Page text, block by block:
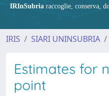
IRInSubria raccoglie, conserva,
IRIS SIARI UNINSUBRIA
Estimates for
point